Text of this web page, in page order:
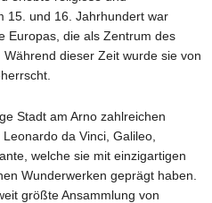
15. und 16. Jahrhundert war
Europas, die als Zentrum des
dieser Zeit wurde sie von
Stadt am Arno zahlreichen
da Vinci, Galileo,
welche sie mit einzigartigen
Wunderwerken geprägt haben.
größte Ansammlung von